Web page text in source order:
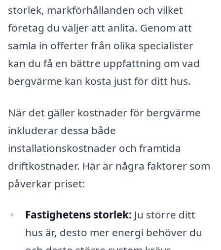
storlek, markförhållanden och vilket
företag du väljer att anlita. Genom att
samla in offerter från olika specialister
kan du få en bättre uppfattning om vad
bergvärme kan kosta just för ditt hus.
När det gäller kostnader för bergvärme
inkluderar dessa både
installationskostnader och framtida
driftkostnader. Här är några faktorer som
påverkar priset:
Fastighetens storlek: Ju större ditt
hus är, desto mer energi behöver du